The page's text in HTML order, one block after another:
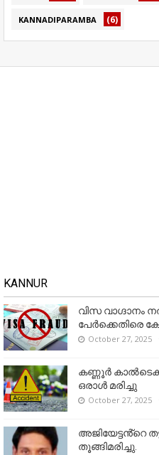
KANNADIPARAMBA (6)
KANNUR
വിസ വാഗ്ദാനം
പേർക്കെതിരെ
October 27, 2025
കണ്ണൂര്‍
ഒരാള്‍ മരിച്ചു
October 27, 2025
അജിയേട്ടൻ്റെ
തൂങ്ങിമരിച്ചു.